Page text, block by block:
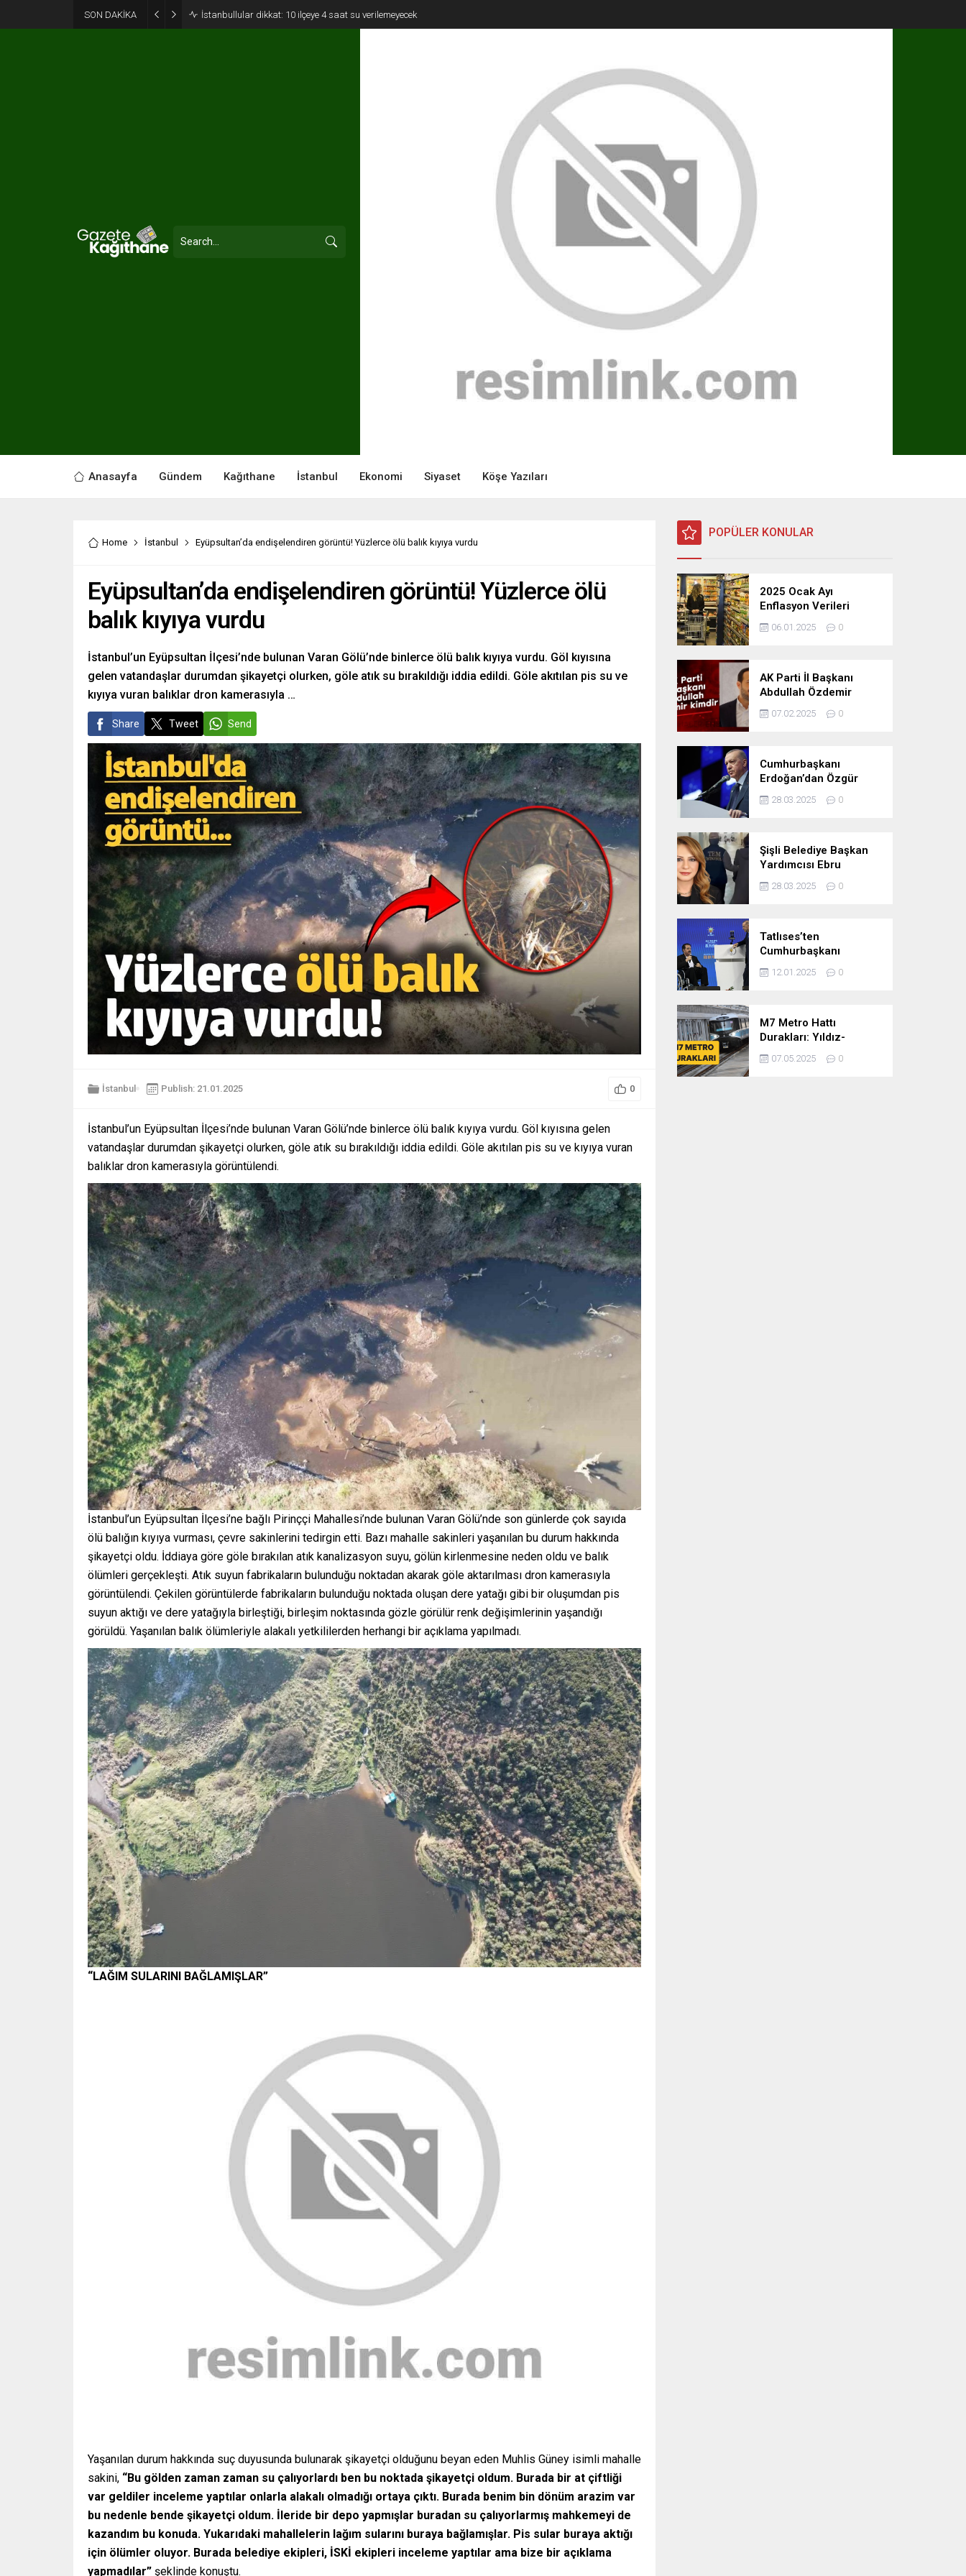
SON DAKİKA İstanbullular dikkat: 10 ilçeye 4 saat su verilemeyecek
Anasayfa Gündem Kağıthane İstanbul Ekonomi Siyaset Köşe Yazıları
Home İstanbul Eyüpsultan’da endişelendiren görüntü! Yüzlerce ölü balık kıyıya vurdu
Eyüpsultan’da endişelendiren görüntü! Yüzlerce ölü
balık kıyıya vurdu
İstanbul’un Eyüpsultan İlçesi’nde bulunan Varan Gölü’nde binlerce ölü balık kıyıya vurdu. Göl kıyısına
gelen vatandaşlar durumdan şikayetçi olurken, göle atık su bırakıldığı iddia edildi. Göle akıtılan pis su ve
kıyıya vuran balıklar dron kamerasıyla …
Share Tweet Send
İstanbul Publish: 21.01.2025 0
İstanbul’un Eyüpsultan İlçesi’nde bulunan Varan Gölü’nde binlerce ölü balık kıyıya vurdu. Göl kıyısına gelen
vatandaşlar durumdan şikayetçi olurken, göle atık su bırakıldığı iddia edildi. Göle akıtılan pis su ve kıyıya vuran
balıklar dron kamerasıyla görüntülendi.
İstanbul’un Eyüpsultan İlçesi’ne bağlı Pirinççi Mahallesi’nde bulunan Varan Gölü’nde son günlerde çok sayıda
ölü balığın kıyıya vurması, çevre sakinlerini tedirgin etti. Bazı mahalle sakinleri yaşanılan bu durum hakkında
şikayetçi oldu. İddiaya göre göle bırakılan atık kanalizasyon suyu, gölün kirlenmesine neden oldu ve balık
ölümleri gerçekleşti. Atık suyun fabrikaların bulunduğu noktadan akarak göle aktarılması dron kamerasıyla
görüntülendi. Çekilen görüntülerde fabrikaların bulunduğu noktada oluşan dere yatağı gibi bir oluşumdan pis
suyun aktığı ve dere yatağıyla birleştiği, birleşim noktasında gözle görülür renk değişimlerinin yaşandığı
görüldü. Yaşanılan balık ölümleriyle alakalı yetkililerden herhangi bir açıklama yapılmadı.
“LAĞIM SULARINI BAĞLAMIŞLAR”
Yaşanılan durum hakkında suç duyusunda bulunarak şikayetçi olduğunu beyan eden Muhlis Güney isimli mahalle
sakini, “Bu gölden zaman zaman su çalıyorlardı ben bu noktada şikayetçi oldum. Burada bir at çiftliği
var geldiler inceleme yaptılar onlarla alakalı olmadığı ortaya çıktı. Burada benim bin dönüm arazim var
bu nedenle bende şikayetçi oldum. İleride bir depo yapmışlar buradan su çalıyorlarmış mahkemeyi de
kazandım bu konuda. Yukarıdaki mahallelerin lağım sularını buraya bağlamışlar. Pis sular buraya aktığı
için ölümler oluyor. Burada belediye ekipleri, İSKİ ekipleri inceleme yaptılar ama bize bir açıklama
yapmadılar” şeklinde konuştu.
POPÜLER KONULAR
2025 Ocak Ayı
Enflasyon Verileri
Açıklandı: TÜFE, ÜFE ve
TEFE Oranları Belli
06.01.2025 0
AK Parti İl Başkanı
Abdullah Özdemir
kimdir
07.02.2025 0
Cumhurbaşkanı
Erdoğan’dan Özgür
Özel’e tepki: ‘Siyasi
mandacılık talep ediyor’
28.03.2025 0
Şişli Belediye Başkan
Yardımcısı Ebru
Özdemir tutuklandı
28.03.2025 0
Tatlıses’ten
Cumhurbaşkanı
Erdoğan’a: Önümüzdeki
dönem
12.01.2025 0
M7 Metro Hattı
Durakları: Yıldız-
Mahmutbey Metro Hattı
Güzergahı ve Sefer
07.05.2025 0